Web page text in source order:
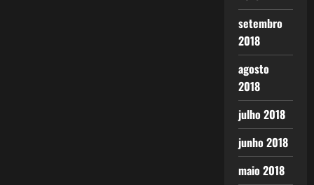
setembro
2018
agosto
2018
julho 2018
junho 2018
maio 2018